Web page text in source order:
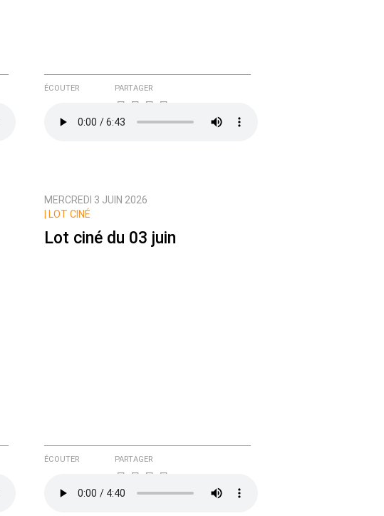
ÉCOUTER PARTAGER
MERCREDI 3 JUIN 2026
LOT CINÉ
Lot ciné du 03 juin
ÉCOUTER PARTAGER